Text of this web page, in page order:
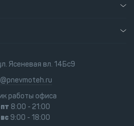
Ясеневая вл. 14Бс9
работы офиса
8:00 - 21:00
9:00 - 18:00